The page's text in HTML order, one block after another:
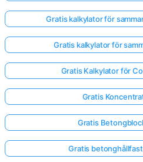
Gratis kalkylator för
Gratis kalkylator för
Gratis Kalkylator för
Gratis
Gratis
Gratis